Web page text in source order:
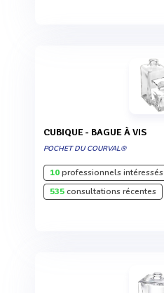
CUBIQUE - BAGUE À VIS
POCHET DU COURVAL®
10professionnels intéressés
535consultations récentes